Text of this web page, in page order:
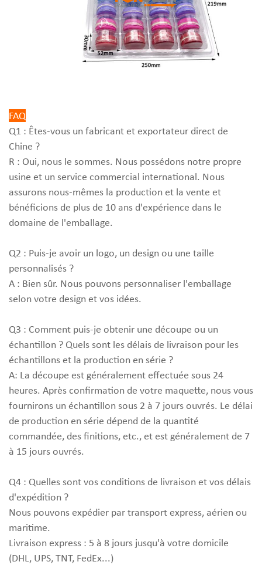
FAQ
Q1 : Êtes-vous un fabricant et exportateur direct de
Chine ?
R : Oui, nous le sommes. Nous possédons notre propre
usine et un service commercial international. Nous
assurons nous-mêmes la production et la vente et
bénéficions de plus de 10 ans d'expérience dans le
domaine de l'emballage.
Q2 : Puis-je avoir un logo, un design ou une taille
personnalisés ?
A : Bien sûr. Nous pouvons personnaliser l'emballage
selon votre design et vos idées.
Q3 : Comment puis-je obtenir une découpe ou un
échantillon ? Quels sont les délais de livraison pour les
échantillons et la production en série ?
A: La découpe est généralement effectuée sous 24
heures. Après confirmation de votre maquette, nous vous
fournirons un échantillon sous 2 à 7 jours ouvrés. Le délai
de production en série dépend de la quantité
commandée, des finitions, etc., et est généralement de 7
à 15 jours ouvrés.
Q4 : Quelles sont vos conditions de livraison et vos délais
d'expédition ?
Nous pouvons expédier par transport express, aérien ou
maritime.
Livraison express : 5 à 8 jours jusqu'à votre domicile
(DHL, UPS, TNT, FedEx...)